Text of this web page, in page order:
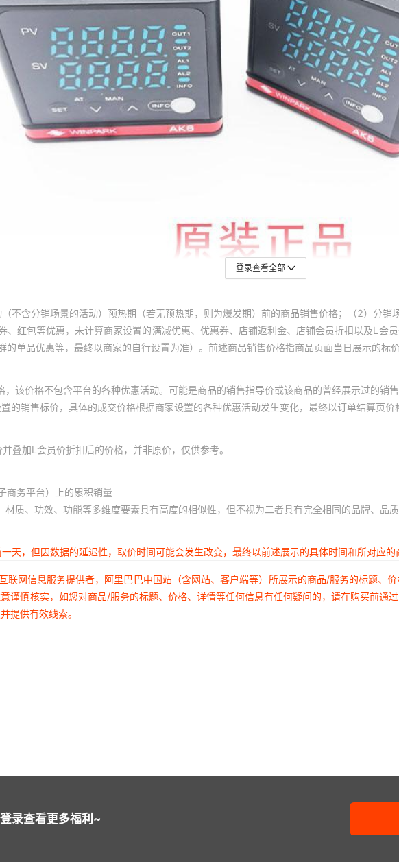
登录查看全部
（不含分销场景的活动）预热期（若无预热期，则为爆发期）前的商品销售价格；（2）分
、红包等优惠，未计算商家设置的满减优惠、优惠券、店铺返利金、店铺会员折扣以及L会
单品优惠等，最终以商家的自行设置为准）。前述商品销售价格指商品页面当日展示的
，该价格不包含平台的各种优惠活动。可能是商品的销售指导价或该商品的曾经展示过的销
的销售标价，具体的成交价格根据商家设置的各种优惠活动发生变化，最终以订单结算页价
叠加L会员价折扣后的价格，并非原价，仅供参考。
商务平台）上的累积销量
质、功效、功能等多维度要素具有高度的相似性，但不视为二者具有完全相同的品牌、品
天，但因数据的延迟性，取价时间可能会发生改变，最终以前述展示的具体时间和所对应的
联网信息服务提供者，阿里巴巴中国站（含网站、客户端等）所展示的商品/服务的标题、
谨慎核实，如您对商品/服务的标题、价格、详情等任何信息有任何疑问的，请在购买前通
提供有效线索。
登录查看更多福利~